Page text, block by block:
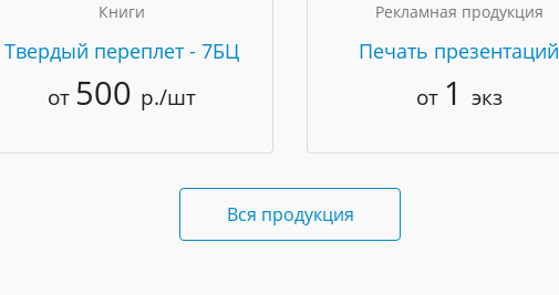
Книги
Твердый переплет - 7БЦ
от 500 р./шт
Рекламная продукция
Печать презентаций
от 1 экз
Вся продукция